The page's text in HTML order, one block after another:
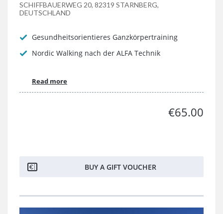
SCHIFFBAUERWEG 20, 82319 STARNBERG,
DEUTSCHLAND
Gesundheitsorientieres Ganzkörpertraining
Nordic Walking nach der ALFA Technik
Read more
€65.00
BUY A GIFT VOUCHER